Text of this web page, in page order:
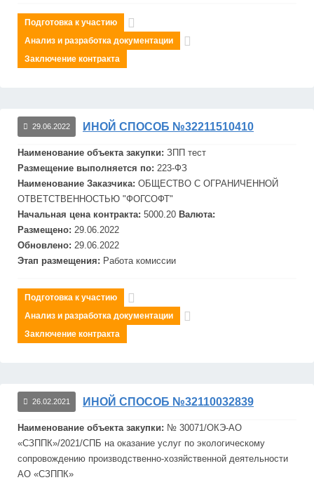
Подготовка к участию
Анализ и разработка документации
Заключение контракта
29.06.2022 ИНОЙ СПОСОБ №32211510410
Наименование объекта закупки: ЗПП тест
Размещение выполняется по: 223-ФЗ
Наименование Заказчика: ОБЩЕСТВО С ОГРАНИЧЕННОЙ
ОТВЕТСТВЕННОСТЬЮ "ФОГСОФТ"
Начальная цена контракта: 5000.20 Валюта:
Размещено: 29.06.2022
Обновлено: 29.06.2022
Этап размещения: Работа комиссии
Подготовка к участию
Анализ и разработка документации
Заключение контракта
26.02.2021 ИНОЙ СПОСОБ №32110032839
Наименование объекта закупки: № 30071/ОКЭ-АО
«СЗПП К»/2021/СПБ на оказание услуг по экологическому
сопровождению производственно-хозяйственной деятельности
АО «СЗПП К»